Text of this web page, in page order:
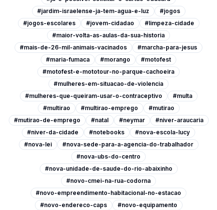
#jardim-israelense-ja-tem-agua-e-luz
#jogos
#jogos-escolares
#jovem-cidadao
#limpeza-cidade
#maior-volta-as-aulas-da-sua-historia
#mais-de-26-mil-animais-vacinados
#marcha-para-jesus
#maria-fumaca
#morango
#motofest
#motofest-e-mototour-no-parque-cachoeira
#mulheres-em-situacao-de-violencia
#mulheres-que-queiram-usar-o-contraceptivo
#multa
#multirao
#multirao-emprego
#mutirao
#mutirao-de-emprego
#natal #neymar
#niver-araucaria
#niver-da-cidade
#notebooks
#nova-escola-lucy
#nova-lei
#nova-sede-para-a-agencia-do-trabalhador
#nova-ubs-do-centro
#nova-unidade-de-saude-do-rio-abaixinho
#novo-cmei-na-rua-codorna
#novo-empreendimento-habitacional-no-estacao
#novo-endereco-caps
#novo-equipamento